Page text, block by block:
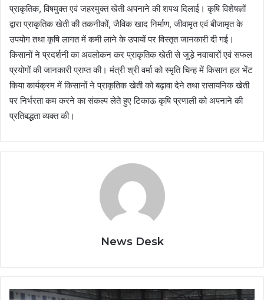
प्राकृतिक, विषमुक्त एवं जहरमुक्त खेती अपनाने की शपथ दिलाई। कृषि विशेषज्ञों
द्वारा प्राकृतिक खेती की तकनीकों, जैविक खाद निर्माण, जीवामृत एवं बीजामृत के
उपयोग तथा कृषि लागत में कमी लाने के उपायों पर विस्तृत जानकारी दी गई।
किसानों ने प्रदर्शनी का अवलोकन कर प्राकृतिक खेती से जुड़े नवाचारों एवं सफल
प्रयोगों की जानकारी प्राप्त की। मंत्री श्री वर्मा को स्मृति चिन्ह में किसान हल भेंट
किया कार्यक्रम में किसानों ने प्राकृतिक खेती को बढ़ावा देने तथा रासायनिक खेती
पर निर्भरता कम करने का संकल्प लेते हुए टिकाऊ कृषि प्रणाली को अपनाने की
प्रतिबद्धता व्यक्त की।
News Desk